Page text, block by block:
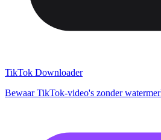
TikTok Downloader
Bewaar TikTok-video's zonder